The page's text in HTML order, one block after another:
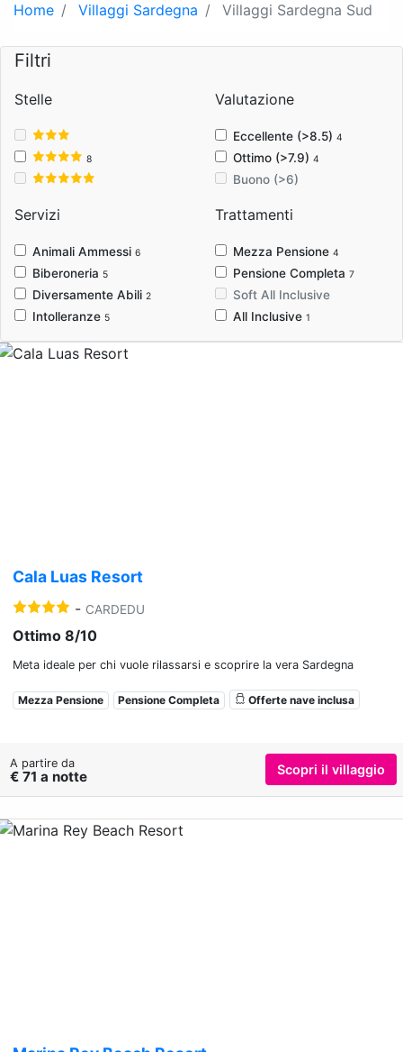
Home Villaggi Sardegna Villaggi Sardegna Sud
Filtri
Stelle
8
Valutazione
Eccellente (>8.5) 4
Ottimo (>7.9) 4
Buono (>6)
Servizi
Animali Ammessi 6
Biberoneria 5
Diversamente Abili 2
Intolleranze 5
Trattamenti
Mezza Pensione 4
Pensione Completa 7
Soft All Inclusive
All Inclusive 1
Cala Luas Resort
- CARDEDU
Ottimo 8/10
Meta ideale per chi vuole rilassarsi e scoprire la vera Sardegna
Mezza Pensione Pensione Completa Offerte nave inclusa
A partire da
€ 71 a notte Scopri il villaggio